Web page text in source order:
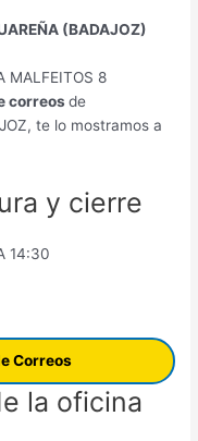
(BADAJOZ)
correosde
te lo mostramos a
y cierre
14:30
Correos
la oficina